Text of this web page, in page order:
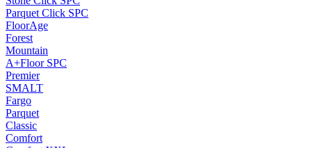
Parquet Click SPC
FloorAge
Forest
Mountain
A+Floor SPC
Premier
SMALT
Fargo
Parquet
Classic
Comfort